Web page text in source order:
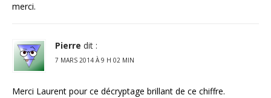
merci.
Pierre dit :
7 MARS 2014 À 9 H 02 MIN
Merci Laurent pour ce décryptage brillant de ce chiffre.